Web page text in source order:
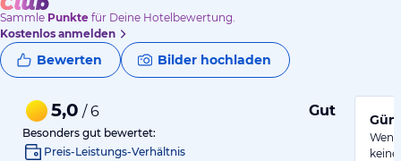
Sammle Punkte für Deine Hotelbewertung.
Kostenlos anmelden
Bewerten Bilder hochladen
5,0 / 6 Gut
Besonders gut bewertet:
Preis-Leistungs-Verhältnis